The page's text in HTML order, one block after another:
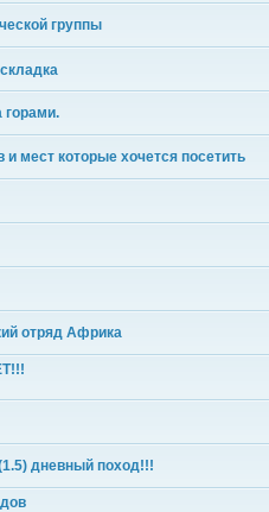
группы
горами.
мест которые хочется посетить
отряд Африка
дневный поход!!!